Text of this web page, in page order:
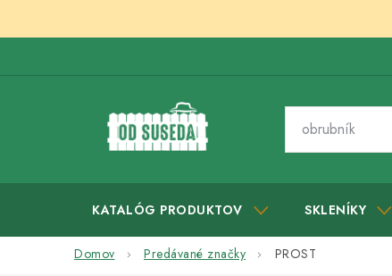
KATALÓG PRODUKTOV SKLENÍKY
Domov Predávané značky PROST